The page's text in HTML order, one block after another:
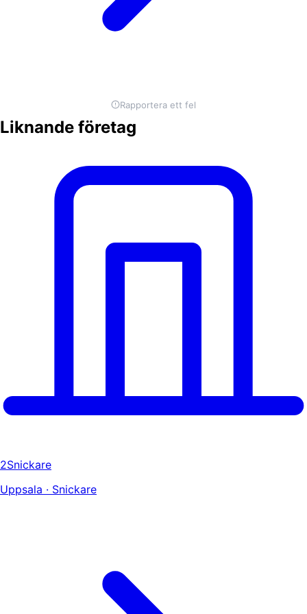
Rapportera ett fel
Liknande företag
2Snickare
Uppsala · Snickare